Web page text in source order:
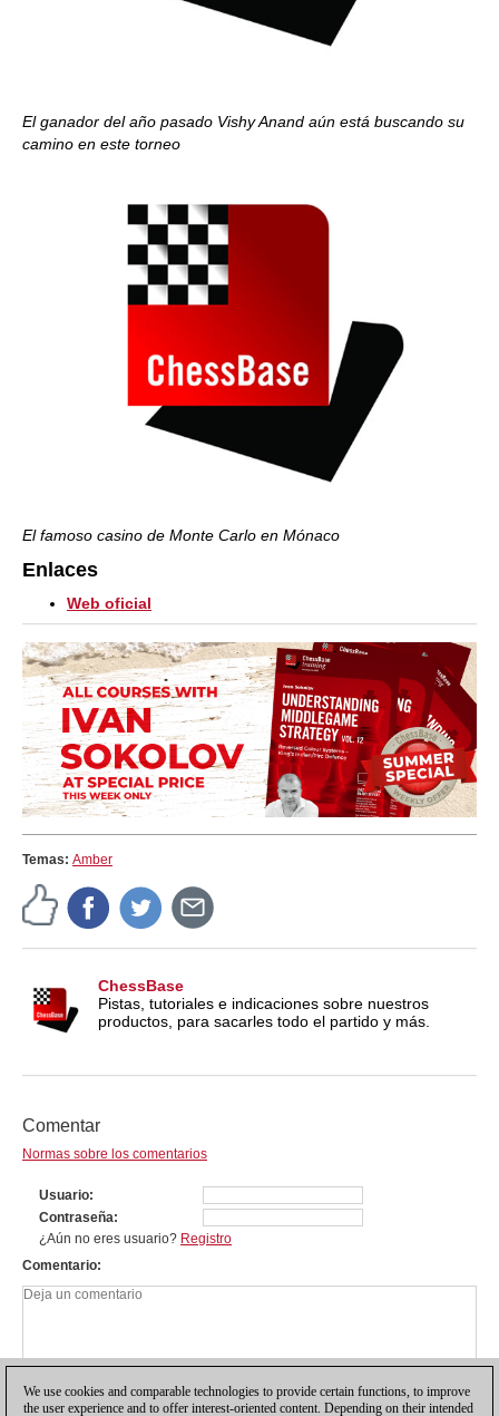
El ganador del año pasado Vishy Anand aún está buscando su
camino en este torneo
El famoso casino de Monte Carlo en Mónaco
Enlaces
Web oficial
Temas: Amber
ChessBase
Pistas, tutoriales e indicaciones sobre nuestros
productos, para sacarles todo el partido y más.
Comentar
Normas sobre los comentarios
Usuario
Contraseña
¿Aún no eres usuario? Registro
Comentario
We use cookies and comparable technologies to provide certain functions, to improve
the user experience and to offer interest-oriented content. Depending on their intended